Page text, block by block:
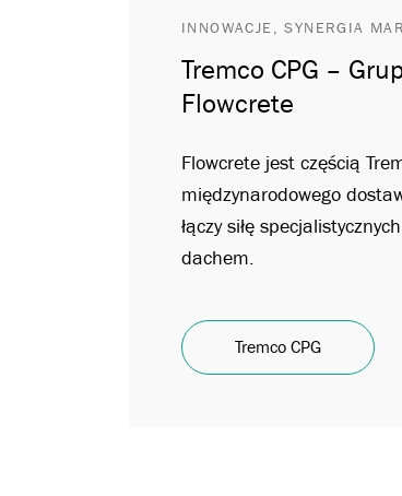
INNOWACJE, SYNERGIA
Tremco CPG –
Flowcrete
Flowcrete jest częścią
międzynarodowego
łączy siłę
dachem.
Tremco CPG